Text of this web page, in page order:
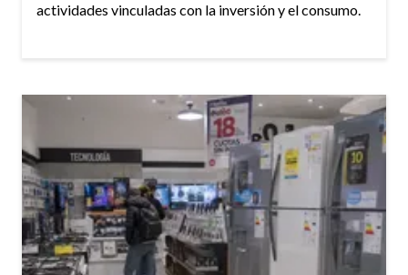
actividades vinculadas con la inversión y el consumo.